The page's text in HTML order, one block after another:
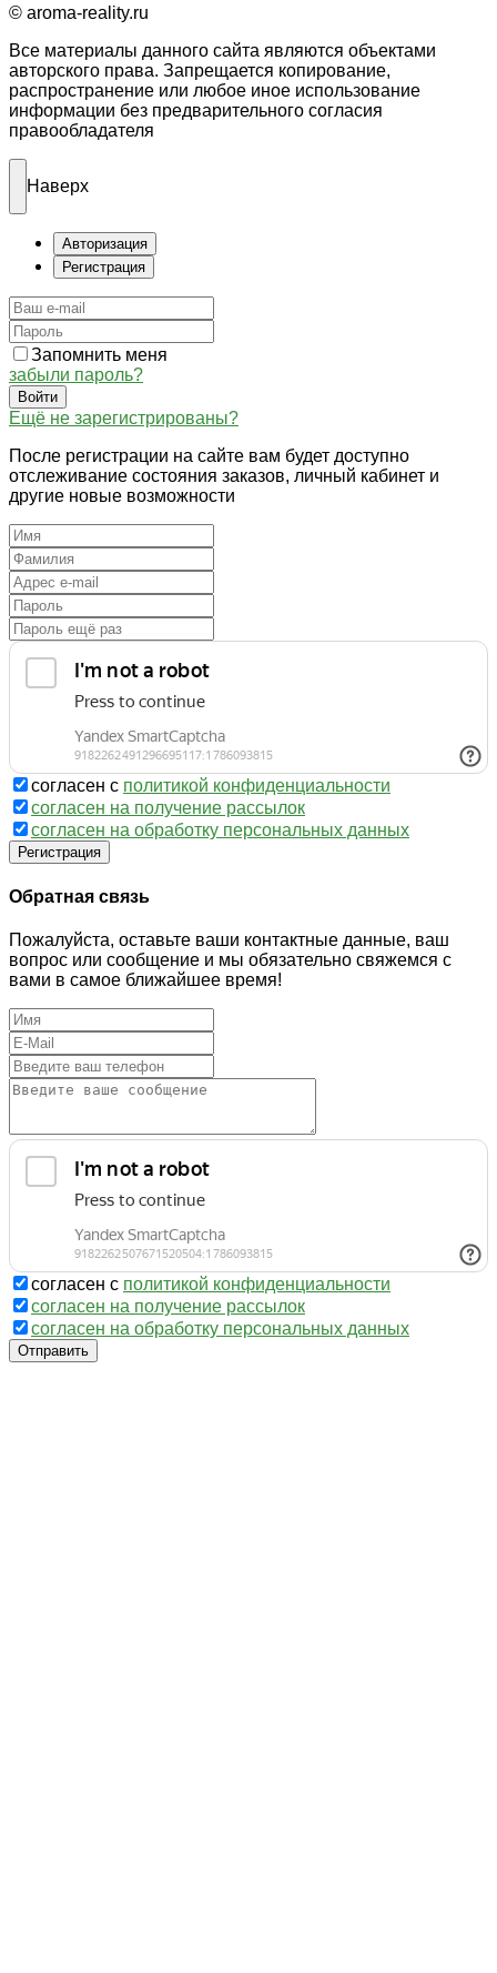
© aroma-reality.ru
Все материалы данного сайта являются объектами
авторского права. Запрещается копирование,
распространение или любое иное использование
информации без предварительного согласия
правообладателя
Наверх
Авторизация
Регистрация
Запомнить меня
забыли пароль?
Войти
Ещё не зарегистрированы?
После регистрации на сайте вам будет доступно
отслеживание состояния заказов, личный кабинет и
другие новые возможности
согласен с политикой конфиденциальности
согласен на получение рассылок
согласен на обработку персональных данных
Регистрация
Обратная связь
Пожалуйста, оставьте ваши контактные данные, ваш
вопрос или сообщение и мы обязательно свяжемся с
вами в самое ближайшее время!
согласен с политикой конфиденциальности
согласен на получение рассылок
согласен на обработку персональных данных
Отправить